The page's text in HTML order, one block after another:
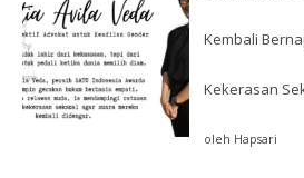
Kembali
Kekerasan
oleh Hapsari